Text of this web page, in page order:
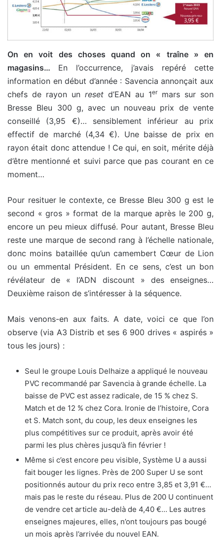
On en voit des choses quand on « traîne » en
magasins… En l’occurrence, j’avais repéré cette
information en début d’année : Savencia annonçait aux
chefs de rayon un reset d’EAN au 1er
mars sur son
Bresse Bleu 300 g, avec un nouveau prix de vente
conseillé (3,95 €)… sensiblement inférieur au prix
effectif de marché (4,34 €). Une baisse de prix en
rayon était donc attendue ! Ce qui, en soit, mérite déjà
d’être mentionné et suivi parce que pas courant en ce
moment…
Pour resituer le contexte, ce Bresse Bleu 300 g est le
second « gros » format de la marque après le 200 g,
encore un peu mieux diffusé. Pour autant, Bresse Bleu
reste une marque de second rang à l’échelle nationale,
donc moins bataillée qu’un camembert Cœur de Lion
ou un emmental Président. En ce sens, c’est un bon
révélateur de « l’ADN discount » des enseignes…
Deuxième raison de s’intéresser à la séquence.
Mais venons-en aux faits. A date, voici ce que l’on
observe (via A3 Distrib et ses 6 900 drives « aspirés »
tous les jours) :
Seul le groupe Louis Delhaize a appliqué le nouveau
PVC recommandé par Savencia à grande échelle. La
baisse de PVC est assez radicale, de 15 % chez S.
Match et de 12 % chez Cora. Ironie de l’histoire, Cora
et S. Match sont, du coup, les deux enseignes les
plus compétitives sur ce produit, après avoir été
parmi les plus chères jusqu’à fin février !
Même si c’est encore peu visible, Système U a aussi
fait bouger les lignes. Près de 200 Super U se sont
positionnés autour du prix reco entre 3,85 et 3,91 €…
mais pas le reste du réseau. Plus de 200 U continuent
de vendre cet article au-delà de 4,40 €… Les autres
enseignes majeures, elles, n’ont toujours pas bougé
un mois après l’arrivée du nouvel EAN.